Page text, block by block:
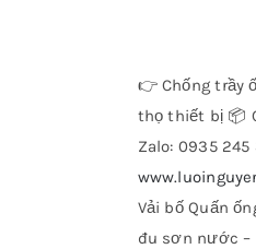
👉 Chống trầy
thọ thiết bị 📦
Zalo: 0935 245
Vải bố Quấn
đu sơn nước –